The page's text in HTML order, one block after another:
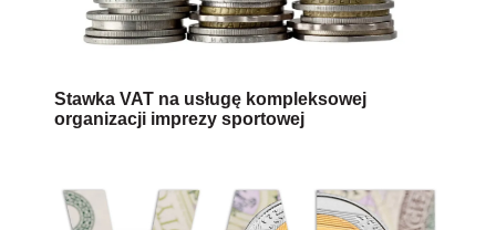
Stawka VAT na usługę kompleksowej
organizacji imprezy sportowej